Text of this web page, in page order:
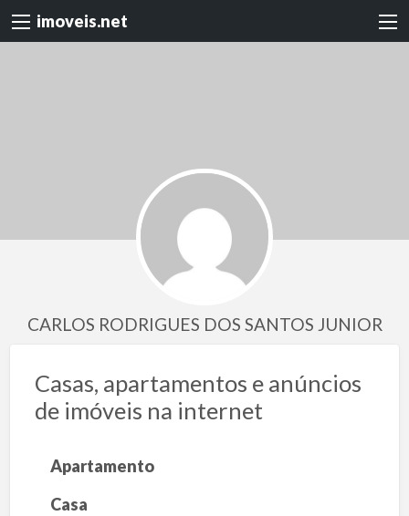
imoveis.net
CARLOS RODRIGUES DOS SANTOS JUNIOR
Casas, apartamentos e anúncios
de imóveis na internet
Apartamento
Casa